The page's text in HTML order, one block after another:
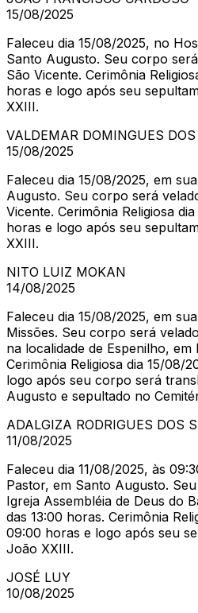
15/08/2025
Faleceu dia 15/08/2025, no
Santo Augusto. Seu corpo
São Vicente. Cerimônia
horas e logo após seu
XXIII.
VALDEMAR DOMINGUES
15/08/2025
Faleceu dia 15/08/2025, em
Augusto. Seu corpo será
Vicente. Cerimônia Religiosa
horas e logo após seu
XXIII.
NITO LUIZ MOKAN
14/08/2025
Faleceu dia 15/08/2025, em
Missões. Seu corpo será
na localidade de Espenilho, em
Cerimônia Religiosa dia 15/08/
logo após seu corpo será
Augusto e sepultado no
ADALGIZA RODRIGUES DOS
11/08/2025
Faleceu dia 11/08/2025, às
Pastor, em Santo Augusto.
Igreja Assembléia de Deus do
das 13:00 horas. Cerimônia
09:00 horas e logo após seu
João XXIII.
JOSÉ LUY
10/08/2025